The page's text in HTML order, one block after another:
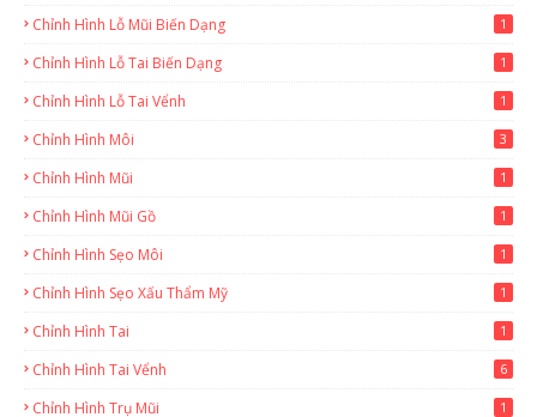
Chỉnh Hình Lỗ Mũi Biến Dạng 1
Chỉnh Hình Lỗ Tai Biến Dạng 1
Chỉnh Hình Lỗ Tai Vểnh 1
Chỉnh Hình Môi 3
Chỉnh Hình Mũi 1
Chỉnh Hình Mũi Gồ 1
Chỉnh Hình Sẹo Môi 1
Chỉnh Hình Sẹo Xấu Thẩm Mỹ 1
Chỉnh Hình Tai 1
Chỉnh Hình Tai Vểnh 6
Chỉnh Hình Trụ Mũi 1